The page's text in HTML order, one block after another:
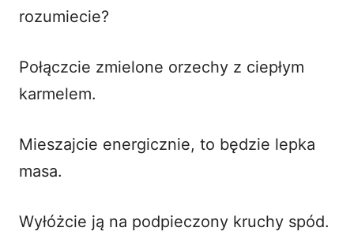
rozumiecie?
Połączcie zmielone orzechy z ciepłym
karmelem.
Mieszajcie energicznie, to będzie lepka
masa.
Wyłóżcie ją na podpieczony kruchy spód.